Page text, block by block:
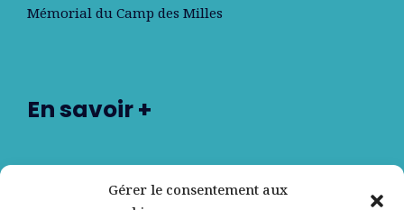
Gérer le consentement aux
Mémorial du Camp des Milles
En savoir +
Nos partenaires